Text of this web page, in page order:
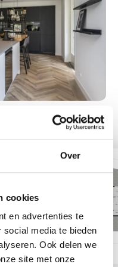
Over
cookies
en advertenties te
media te bieden
Ook delen we
site met onze
water, vrij uitzicht,
ligging
wastafel,
m
ketel, vloerverwarming
gashaard
ketel, elektrische boiler